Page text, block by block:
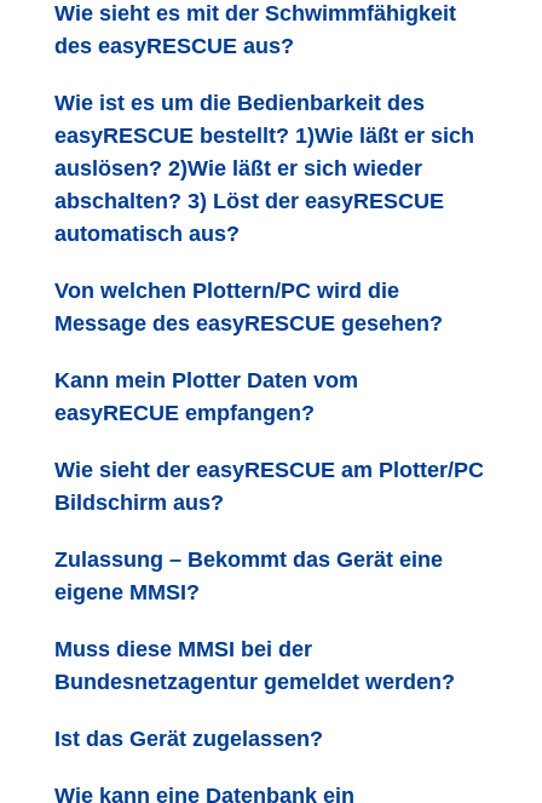
Wie sieht es mit der Schwimmfähigkeit
des easyRESCUE aus?
Wie ist es um die Bedienbarkeit des
easyRESCUE bestellt? 1)Wie läßt er sich
auslösen? 2)Wie läßt er sich wieder
abschalten? 3) Löst der easyRESCUE
automatisch aus?
Von welchen Plottern/PC wird die
Message des easyRESCUE gesehen?
Kann mein Plotter Daten vom
easyRECUE empfangen?
Wie sieht der easyRESCUE am Plotter/PC
Bildschirm aus?
Zulassung – Bekommt das Gerät eine
eigene MMSI?
Muss diese MMSI bei der
Bundesnetzagentur gemeldet werden?
Ist das Gerät zugelassen?
Wie kann eine Datenbank ein